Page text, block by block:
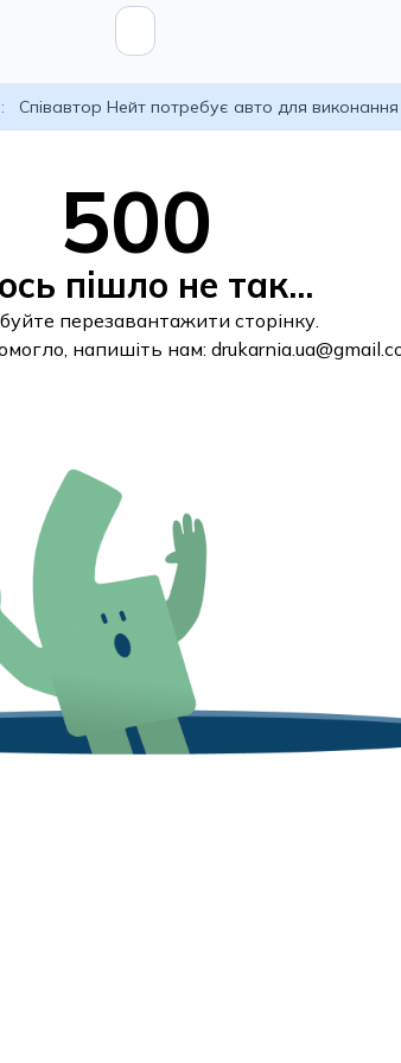
Співавтор Нейт потребує авто для
500
пішло не так...
перезавантажити сторінку.
напишіть нам: